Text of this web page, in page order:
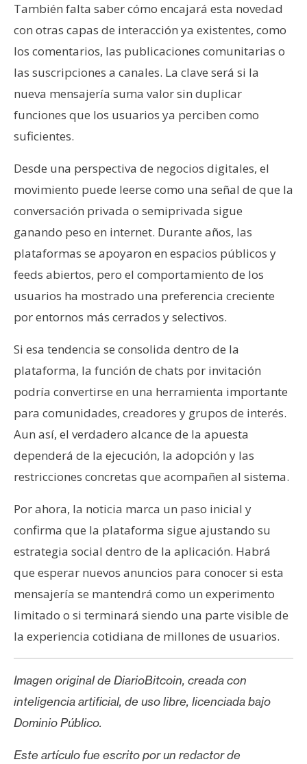
También falta saber cómo encajará esta novedad
con otras capas de interacción ya existentes, como
los comentarios, las publicaciones comunitarias o
las suscripciones a canales. La clave será si la
nueva mensajería suma valor sin duplicar
funciones que los usuarios ya perciben como
suficientes.
Desde una perspectiva de negocios digitales, el
movimiento puede leerse como una señal de que la
conversación privada o semiprivada sigue
ganando peso en internet. Durante años, las
plataformas se apoyaron en espacios públicos y
feeds abiertos, pero el comportamiento de los
usuarios ha mostrado una preferencia creciente
por entornos más cerrados y selectivos.
Si esa tendencia se consolida dentro de la
plataforma, la función de chats por invitación
podría convertirse en una herramienta importante
para comunidades, creadores y grupos de interés.
Aun así, el verdadero alcance de la apuesta
dependerá de la ejecución, la adopción y las
restricciones concretas que acompañen al sistema.
Por ahora, la noticia marca un paso inicial y
confirma que la plataforma sigue ajustando su
estrategia social dentro de la aplicación. Habrá
que esperar nuevos anuncios para conocer si esta
mensajería se mantendrá como un experimento
limitado o si terminará siendo una parte visible de
la experiencia cotidiana de millones de usuarios.
Imagen original de DiarioBitcoin, creada con
inteligencia artificial, de uso libre, licenciada bajo
Dominio Público.
Este artículo fue escrito por un redactor de